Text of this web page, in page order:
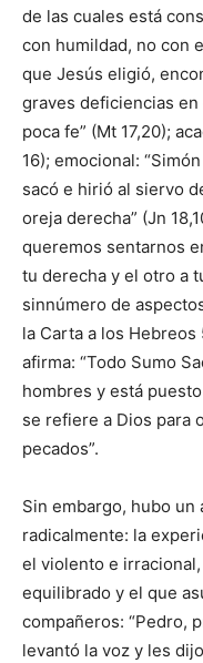
de las cuales está
con humildad, no con
que Jesús eligió,
graves deficiencias
poca fe” (Mt 17,20);
16); emocional:
sacó e hirió al siervo
oreja derecha” (Jn
queremos sentarnos
tu derecha y el otro a
sinnúmero de
la Carta a los
afirma: “Todo Sumo
hombres y está
se refiere a Dios para
pecados”.
Sin embargo, hubo
radicalmen­te: la
el violento e
equilibrado y el que
compañeros: “Pedro,
levantó la voz y les